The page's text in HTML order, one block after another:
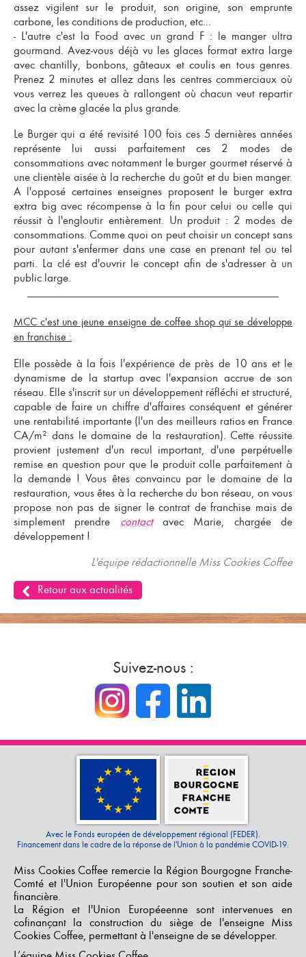
assez vigilent sur le produit, son origine, son emprunte
carbone, les conditions de production, etc...
- L'autre c'est la Food avec un grand F : le manger ultra
gourmand. Avez-vous déjà vu les glaces format extra large
avec chantilly, bonbons, gâteaux et coulis en tous genres.
Prenez 2 minutes et allez dans les centres commerciaux où
vous verrez les queues à rallongent où chacun veut repartir
avec la crème glacée la plus grande.
Le Burger qui a été revisité 100 fois ces 5 dernières années
représente lui aussi parfaitement ces 2 modes de
consommations avec notamment le burger gourmet réservé à
une clientèle aisée à la recherche du goût et du bien manger.
A l'opposé certaines enseignes proposent le burger extra
extra big avec récompense à la fin pour celui ou celle qui
réussit à l'engloutir entièrement. Un produit : 2 modes de
consommations. Comme quoi on peut choisir un concept sans
pour autant s'enfermer dans une case en prenant tel ou tel
parti. La clé est d'ouvrir le concept afin de s'adresser à un
public large.
MCC c'est une jeune enseigne de coffee shop qui se développe
en franchise :
Elle possède à la fois l'expérience de près de 10 ans et le
dynamisme de la startup avec l'expansion accrue de son
réseau. Elle s'inscrit sur un développement réfléchi et structuré,
capable de faire un chiffre d'affaires conséquent et générer
une rentabilité importante (l'un des meilleurs ratios en France
CA/m² dans le domaine de la restauration). Cette réussite
provient justement d'un recul important, d'une perpétuelle
remise en question pour que le produit colle parfaitement à
la demande ! Vous êtes convaincu par le domaine de la
restauration, vous êtes à la recherche du bon réseau, on vous
propose non pas de signer le contrat de franchise mais de
simplement prendre contactavec Marie, chargée de
développement !
L'équipe rédactionnelle Miss Cookies Coffee
Retour aux actualités
Suivez-nous :
Miss Cookies Coffee remercie la Région Bourgogne Franche-
Comté et l'Union Européenne pour son soutien et son aide
financière.
La Région et l'Union Européeenne sont intervenues en
cofinançant la construction du siège de l'enseigne Miss
Cookies Coffee, permettant à l'enseigne de se développer.
Avec le Fonds européen de développement régional (FEDER).
Financement dans le cadre de la réponse de l'Union à la pandémie COVID-19.